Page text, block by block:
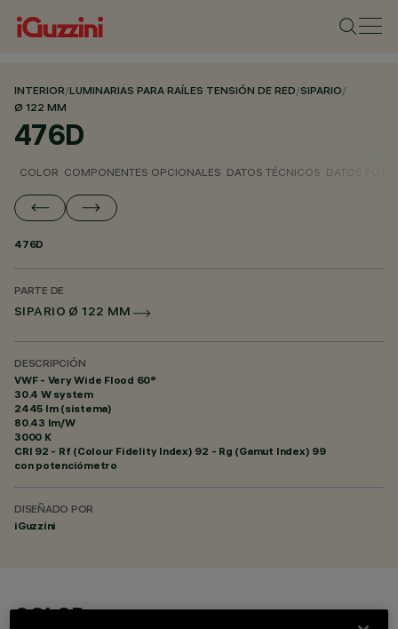
INTERIOR/LUMINARIAS PARA RAÍLES TENSIÓN DE RED/SIPARIO/
Ø 122 MM
476D
COLOR COMPONENTES OPCIONALES DATOS TÉCNICOS DATOS
476D
PARTE DE
SIPARIO Ø 122 MM
DESCRIPCIÓN
VWF - Very Wide Flood 60°
30.4 W system
2445 lm (sistema)
80.43 lm/W
3000 K
CRI 92 - Rf (Colour Fidelity Index) 92 - Rg (Gamut Index) 99
con potenciómetro
DISEÑADO POR
iGuzzini
COLOR